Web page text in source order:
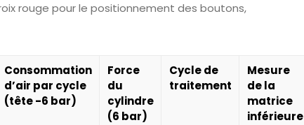
rouge pour le positionnement des boutons,
Consommation
d’air par cycle
(tête -6 bar)
Force
du
cylindre
(6 bar)
Cycle de
traitement
Mesure
de la
matrice
inférieure